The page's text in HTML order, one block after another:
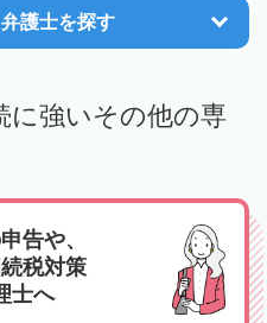
弁護士を探す
に強いその他の専
告や、
税対策
士へ